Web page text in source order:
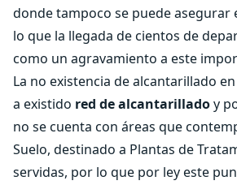
donde tampoco se puede
lo que la llegada de cientos de
como un agravamiento a este
La no existencia de alcantarillado
a existido red de alcantarilladoy
no se cuenta con áreas que
Suelo, destinado a Plantas de
servidas, por lo que por ley este